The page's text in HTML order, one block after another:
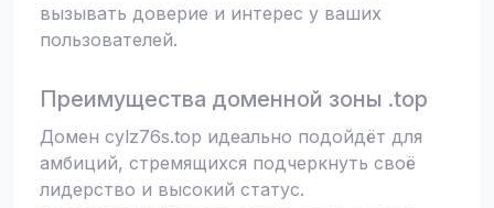
вызывать доверие и интерес у ваших
пользователей.
Преимущества доменной зоны .top
Домен cylz76s.top идеально подойдёт для
амбиций, стремящихся подчеркнуть своё
лидерство и высокий статус.